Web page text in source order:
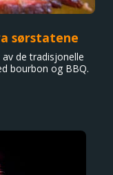
sørstatene
de tradisjonelle
bourbon og BBQ.